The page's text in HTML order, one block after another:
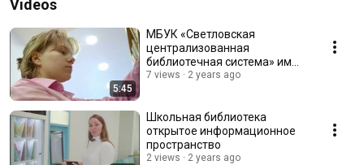
Videos
5:45
МБУК «Светловская
централизованная
библиотечная система» им
Фёдорова Н Ф
7 views 2 years ago
Школьная библиотека
открытое информационное
пространство
2 views 2 years ago